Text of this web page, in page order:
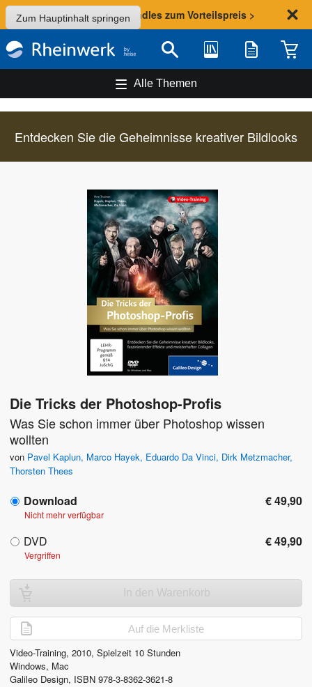
Zum Hauptinhalt springen
Sommer-Aktion: Bundles zum Vorteilspreis >
Suche Bibliothek Merkliste
Alle Themen
Entdecken Sie die Geheimnisse kreativer Bildlooks
Die Tricks der Photoshop-Profis
Was Sie schon immer über Photoshop wissen
wollten
von Pavel Kaplun, Marco Hayek, Eduardo Da Vinci, Dirk Metzmacher,
Thorsten Thees
Download € 49,90
Nicht mehr verfügbar
DVD € 49,90
Vergriffen
In den Warenkorb
Auf die Merkliste
Video-Training, 2010, Spielzeit 10 Stunden
Windows, Mac
Galileo Design, ISBN 978-3-8362-3621-8